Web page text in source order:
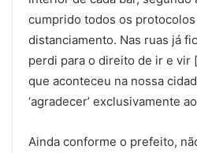
cumprido todos os
distanciamento. Nas ruas já
perdi para o direito de ir e vir
que aconteceu na nossa
‘agradecer’ exclusivamente
Ainda conforme o prefeito,